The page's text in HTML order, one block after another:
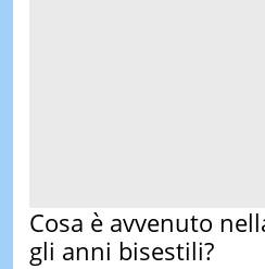
Cosa è avvenuto
gli anni bisestili?